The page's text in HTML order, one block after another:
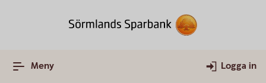
Meny Logga in